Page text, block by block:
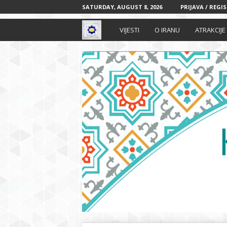
SATURDAY, AUGUST 8, 2026 PRIJAVA /
r
a
n
s
k
i
k
VIJESTI O IRANU ATRAKCIJE